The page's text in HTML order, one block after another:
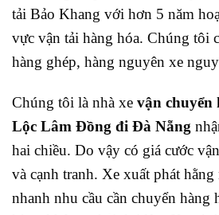
tải Bảo Khang với hơn 5 năm
vực vận tải hàng hóa. Chúng tôi
hàng ghép, hàng nguyên xe
Chúng tôi là nhà xe vận chuyển
Lộc Lâm Đồng đi Đà Nẵng
hai chiều. Do vậy có giá cước
và cạnh tranh. Xe xuất phát
nhanh nhu cầu cần chuyển hàng